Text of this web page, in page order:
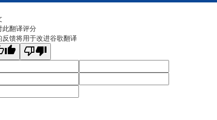
此翻译评分
反馈将用于改进谷歌翻译